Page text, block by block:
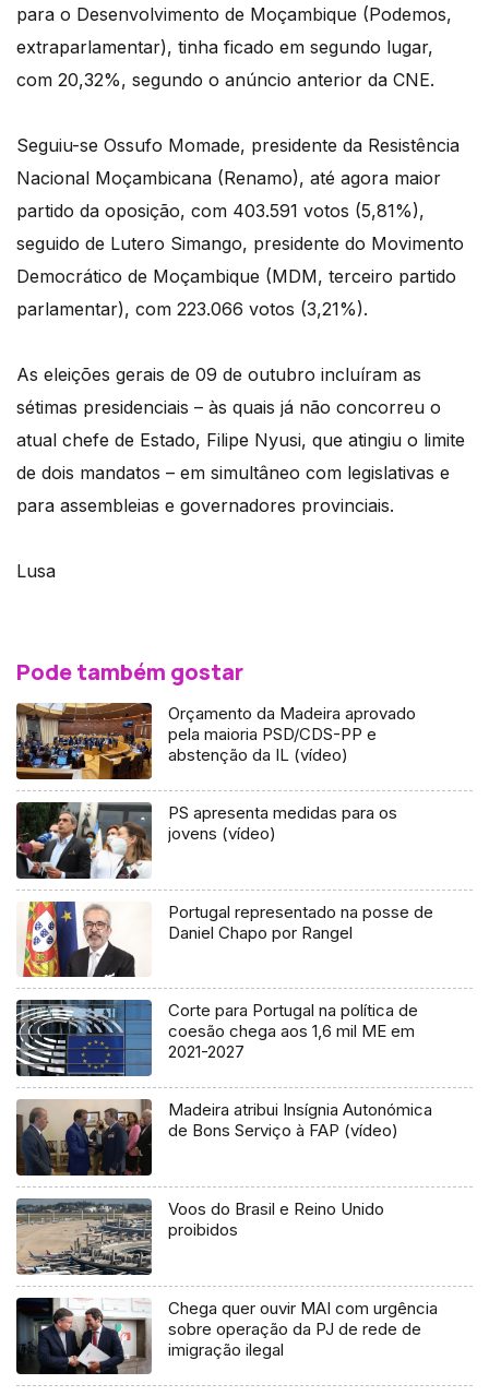
para o Desenvolvimento de Moçambique (Podemos,
extraparlamentar), tinha ficado em segundo lugar,
com 20,32%, segundo o anúncio anterior da CNE.
Seguiu-se Ossufo Momade, presidente da Resistência
Nacional Moçambicana (Renamo), até agora maior
partido da oposição, com 403.591 votos (5,81%),
seguido de Lutero Simango, presidente do Movimento
Democrático de Moçambique (MDM, terceiro partido
parlamentar), com 223.066 votos (3,21%).
As eleições gerais de 09 de outubro incluíram as
sétimas presidenciais – às quais já não concorreu o
atual chefe de Estado, Filipe Nyusi, que atingiu o limite
de dois mandatos – em simultâneo com legislativas e
para assembleias e governadores provinciais.
Lusa
Pode também gostar
Orçamento da Madeira aprovado
pela maioria PSD/CDS-PP e
abstenção da IL (vídeo)
PS apresenta medidas para os
jovens (vídeo)
Portugal representado na posse de
Daniel Chapo por Rangel
Corte para Portugal na política de
coesão chega aos 1,6 mil ME em
2021-2027
Madeira atribui Insígnia Autonómica
de Bons Serviço à FAP (vídeo)
Voos do Brasil e Reino Unido
proibidos
Chega quer ouvir MAI com urgência
sobre operação da PJ de rede de
imigração ilegal